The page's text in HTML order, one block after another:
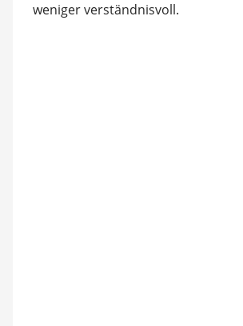
weniger verständnisvoll.